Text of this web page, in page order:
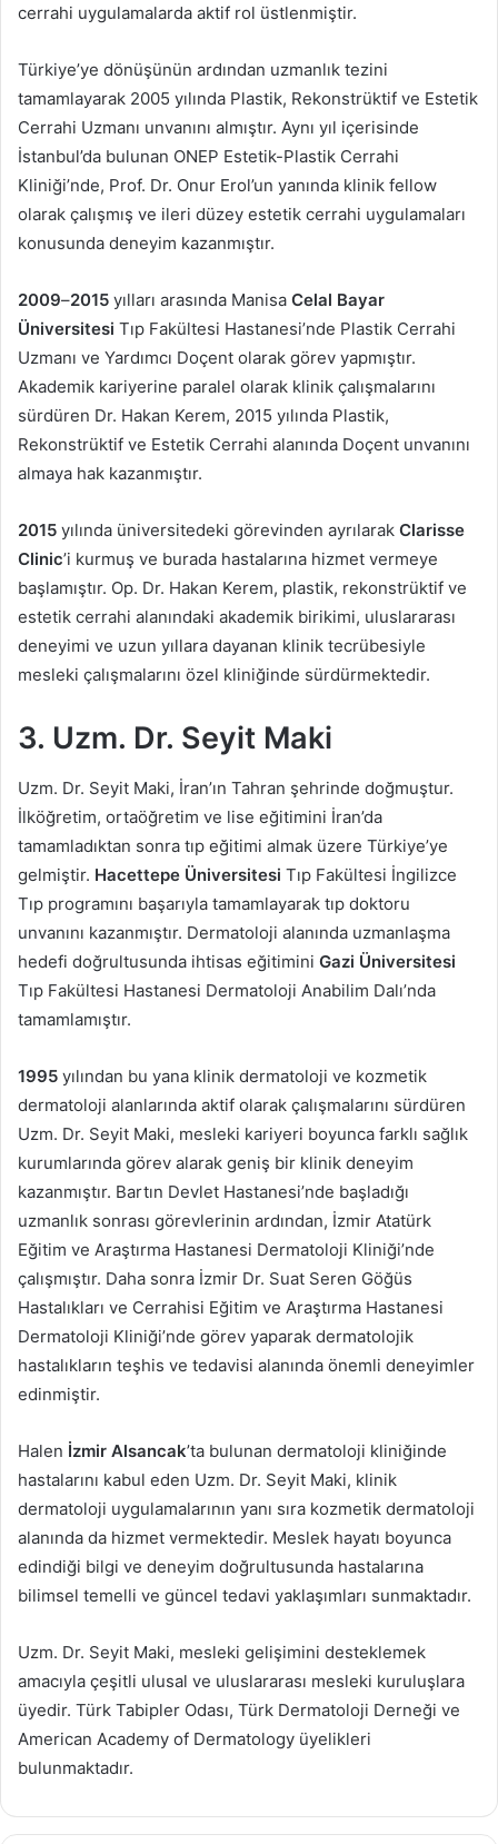
cerrahi uygulamalarda aktif rol üstlenmiştir.
Türkiye’ye dönüşünün ardından uzmanlık tezini
tamamlayarak 2005 yılında Plastik, Rekonstrüktif ve Estetik
Cerrahi Uzmanı unvanını almıştır. Aynı yıl içerisinde
İstanbul’da bulunan ONEP Estetik-Plastik Cerrahi
Kliniği’nde, Prof. Dr. Onur Erol’un yanında klinik fellow
olarak çalışmış ve ileri düzey estetik cerrahi uygulamaları
konusunda deneyim kazanmıştır.
2009–2015 yılları arasında Manisa Celal Bayar
Üniversitesi Tıp Fakültesi Hastanesi’nde Plastik Cerrahi
Uzmanı ve Yardımcı Doçent olarak görev yapmıştır.
Akademik kariyerine paralel olarak klinik çalışmalarını
sürdüren Dr. Hakan Kerem, 2015 yılında Plastik,
Rekonstrüktif ve Estetik Cerrahi alanında Doçent unvanını
almaya hak kazanmıştır.
2015 yılında üniversitedeki görevinden ayrılarak Clarisse
Clinic’i kurmuş ve burada hastalarına hizmet vermeye
başlamıştır. Op. Dr. Hakan Kerem, plastik, rekonstrüktif ve
estetik cerrahi alanındaki akademik birikimi, uluslararası
deneyimi ve uzun yıllara dayanan klinik tecrübesiyle
mesleki çalışmalarını özel kliniğinde sürdürmektedir.
3. Uzm. Dr. Seyit Maki
Uzm. Dr. Seyit Maki, İran’ın Tahran şehrinde doğmuştur.
İlköğretim, ortaöğretim ve lise eğitimini İran’da
tamamladıktan sonra tıp eğitimi almak üzere Türkiye’ye
gelmiştir. Hacettepe Üniversitesi Tıp Fakültesi İngilizce
Tıp programını başarıyla tamamlayarak tıp doktoru
unvanını kazanmıştır. Dermatoloji alanında uzmanlaşma
hedefi doğrultusunda ihtisas eğitimini Gazi Üniversitesi
Tıp Fakültesi Hastanesi Dermatoloji Anabilim Dalı’nda
tamamlamıştır.
1995 yılından bu yana klinik dermatoloji ve kozmetik
dermatoloji alanlarında aktif olarak çalışmalarını sürdüren
Uzm. Dr. Seyit Maki, mesleki kariyeri boyunca farklı sağlık
kurumlarında görev alarak geniş bir klinik deneyim
kazanmıştır. Bartın Devlet Hastanesi’nde başladığı
uzmanlık sonrası görevlerinin ardından, İzmir Atatürk
Eğitim ve Araştırma Hastanesi Dermatoloji Kliniği’nde
çalışmıştır. Daha sonra İzmir Dr. Suat Seren Göğüs
Hastalıkları ve Cerrahisi Eğitim ve Araştırma Hastanesi
Dermatoloji Kliniği’nde görev yaparak dermatolojik
hastalıkların teşhis ve tedavisi alanında önemli deneyimler
edinmiştir.
Halen İzmir Alsancak’ta bulunan dermatoloji kliniğinde
hastalarını kabul eden Uzm. Dr. Seyit Maki, klinik
dermatoloji uygulamalarının yanı sıra kozmetik dermatoloji
alanında da hizmet vermektedir. Meslek hayatı boyunca
edindiği bilgi ve deneyim doğrultusunda hastalarına
bilimsel temelli ve güncel tedavi yaklaşımları sunmaktadır.
Uzm. Dr. Seyit Maki, mesleki gelişimini desteklemek
amacıyla çeşitli ulusal ve uluslararası mesleki kuruluşlara
üyedir. Türk Tabipler Odası, Türk Dermatoloji Derneği ve
American Academy of Dermatology üyelikleri
bulunmaktadır.